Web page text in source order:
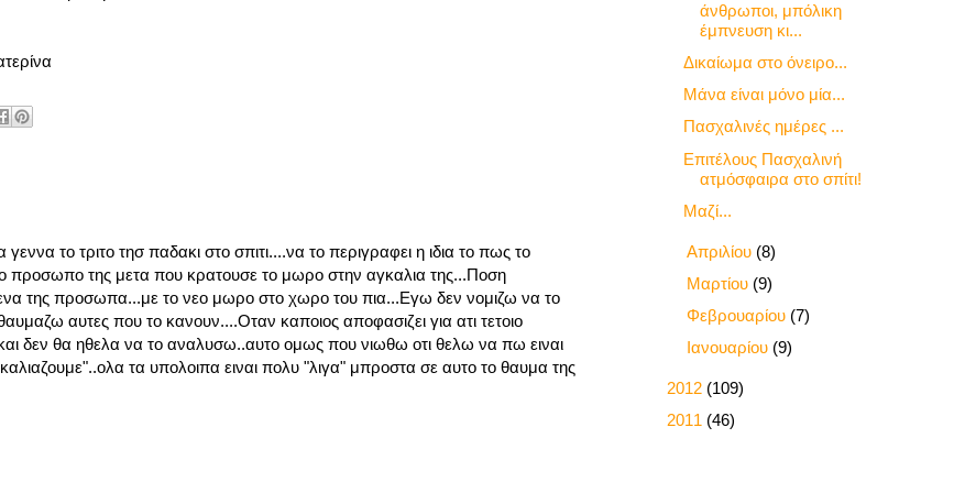
το τριτο τησ παδακι στο σπιτι....να το περιγραφει η ιδια το πως το
προσωπο της μετα που κρατουσε το μωρο στην αγκαλια της...Ποση
της προσωπα...με το νεο μωρο στο χωρο του πια...Εγω δεν νομιζω να το
αυτες που το κανουν....Οταν καποιος αποφασιζει για ατι τετοιο
δεν θα ηθελα να το αναλυσω..αυτο ομως που νιωθω οτι θελω να πω ειναι
τα υπολοιπα ειναι πολυ "λιγα" μπροστα σε αυτο το θαυμα της
άνθρωποι, μπόλικη
έμπνευση κι...
Δικαίωμα στο όνειρο...
Μάνα είναι μόνο μία...
Πασχαλινές ημέρες ...
Επιτέλους Πασχαλινή
ατμόσφαιρα στο σπίτι!
Μαζί...
Απριλίου (8)
Μαρτίου (9)
Φεβρουαρίου (7)
Ιανουαρίου (9)
2012 (109)
2011 (46)